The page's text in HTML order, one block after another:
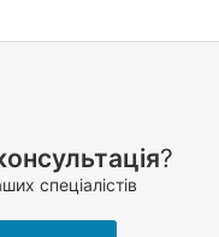
?
спеціалістів